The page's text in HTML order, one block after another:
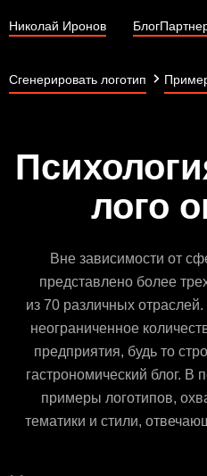
Николай Иронов Блог
Сгенерировать логотип
лого
Вне зависимости от
представлено более
из 70 различных
неограниченное
предприятия, будь то
гастрономический блог.
примеры логотипов,
тематики и стили,